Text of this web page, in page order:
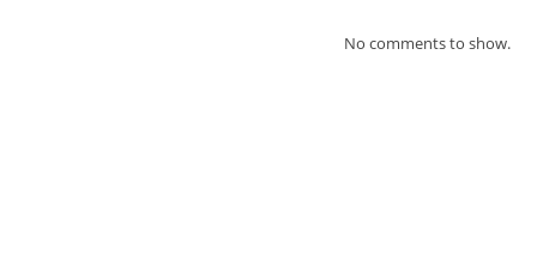
No comments to show.